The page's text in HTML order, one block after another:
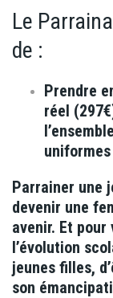
Le
de :
Prendre
réel
Parrainer une
devenir une
avenir. Et pour
l’évolution
jeunes filles,
son